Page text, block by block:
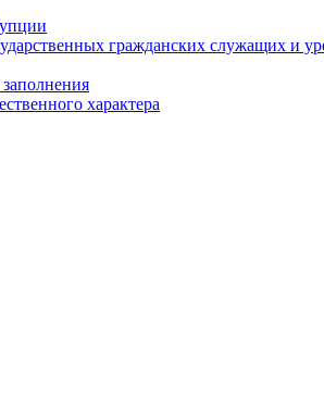
гражданских служащих и
характера